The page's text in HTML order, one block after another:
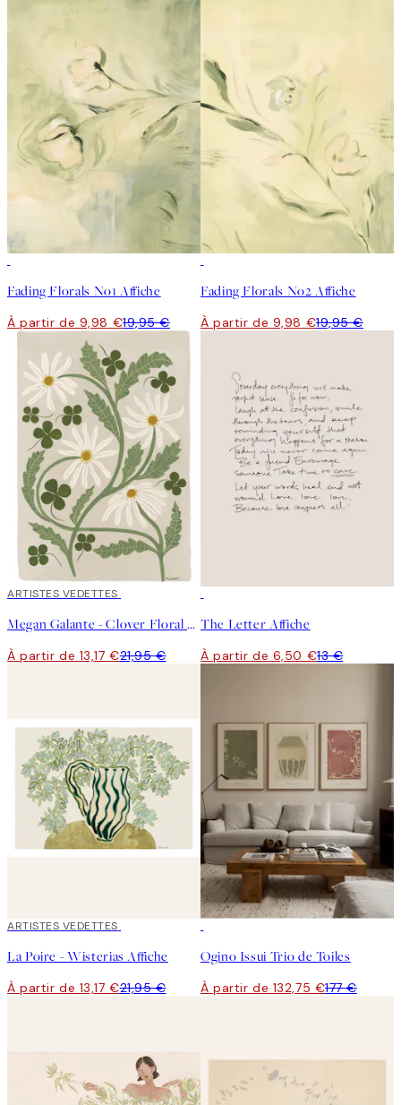
Fading Florals No1 Affiche
À partir de 9,98 €19,95 €
Fading Florals No2 Affiche
À partir de 9,98 €19,95 €
40%*
ARTISTES VEDETTES
Megan Galante - Clover Floral Affiche
À partir de 13,17 €21,95 €
The Letter Affiche
À partir de 6,50 €13 €
40%*
ARTISTES VEDETTES
La Poire - Wisterias Affiche
À partir de 13,17 €21,95 €
Ogino Issui Trio de Toiles
À partir de 132,75 €177 €